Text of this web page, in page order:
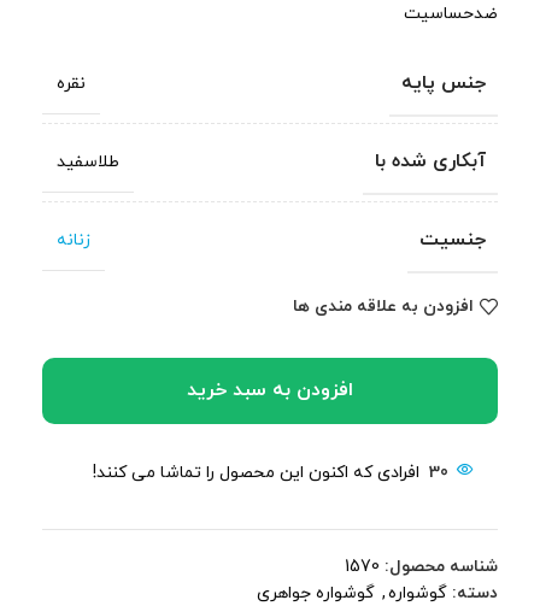
ضدحساسیت
جنس پایه نقره
آبکاری شده با طلاسفید
جنسیت زنانه
افزودن به علاقه مندی ها
افزودن به سبد خرید
30 افرادی که اکنون این محصول را تماشا می کنند!
شناسه محصول: 1570
دسته: گوشواره, گوشواره جواهری